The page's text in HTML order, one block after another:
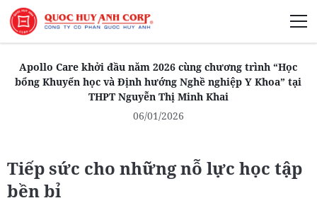
Giới Thiệu
Truyền Thông Phát Triển
Apollo Care khởi đầu năm 2026 cùng chương trình “Học
bổng Khuyến học và Định hướng Nghề nghiệp Y Khoa” tại
THPT Nguyễn Thị Minh Khai
06/01/2026
Tiếp sức cho những nỗ lực học tập
bền bỉ